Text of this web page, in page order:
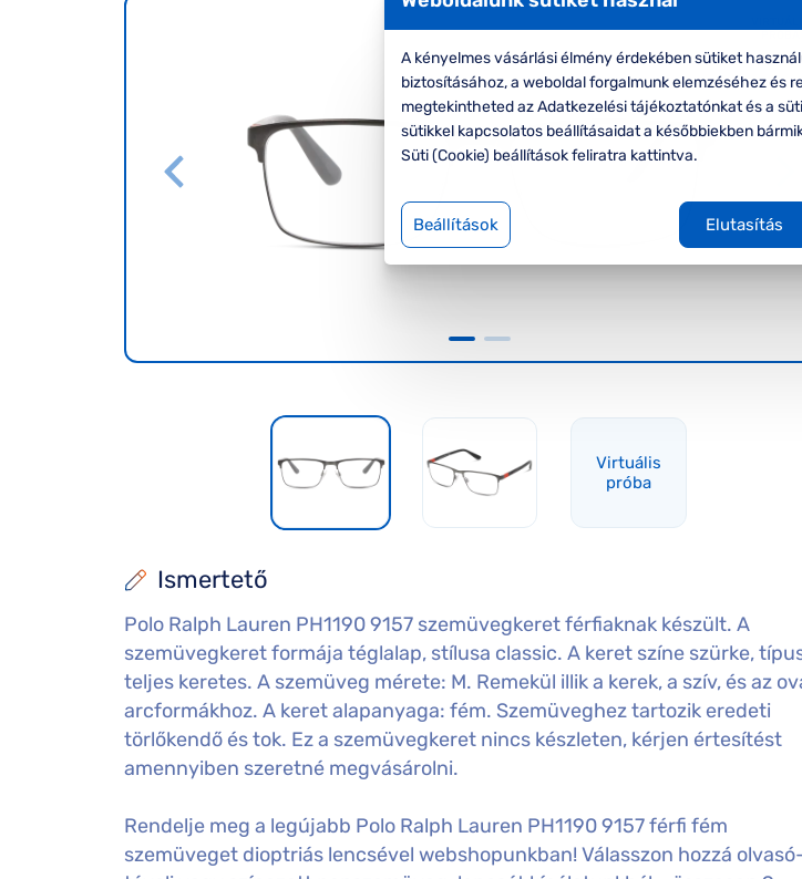
Virtuális
próba
Ismertető
Polo Ralph Lauren PH1190 9157 szemüvegkeret férfiaknak készült. A
szemüvegkeret formája téglalap, stílusa classic. A keret színe szürke,
teljes keretes. A szemüveg mérete: M. Remekül illik a kerek, a szív, és az
arcformákhoz. A keret alapanyaga: fém. Szemüveghez tartozik eredeti
törlőkendő és tok. Ez a szemüvegkeret nincs készleten, kérjen értesítést
amennyiben szeretné megvásárolni.
Rendelje meg a legújabb Polo Ralph Lauren PH1190 9157 férfi fém
szemüveget dioptriás lencsével webshopunkban! Válasszon hozzá
A kényelmes vásárlási élmény érdekében sütiket
biztosításához, a weboldal forgalmunk elemzéséhez és
megtekintheted az Adatkezelési tájékoztatónkat és a
sütikkel kapcsolatos beállításaidat a későbbiekben
Süti (Cookie) beállítások feliratra kattintva.
Beállítások Elutasítás